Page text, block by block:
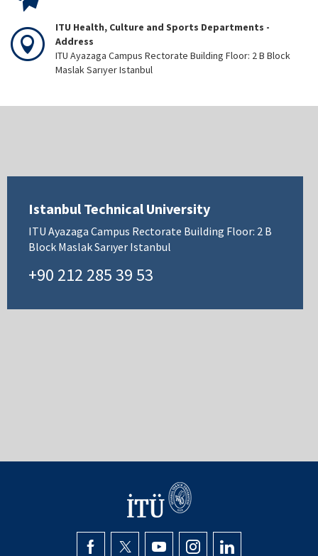
ITU Health, Culture and Sports Departments -
Address
ITU Ayazaga Campus Rectorate Building Floor: 2 B Block
Maslak Sarıyer Istanbul
Istanbul Technical University
ITU Ayazaga Campus Rectorate Building Floor: 2 B
Block Maslak Sarıyer Istanbul
+90 212 285 39 53